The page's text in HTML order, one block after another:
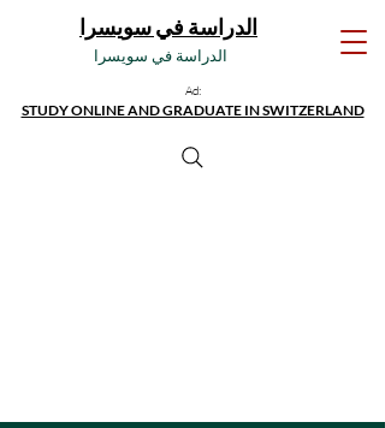
الدراسة في سويسرا
الدراسة في سويسرا
Ad:
STUDY ONLINE AND GRADUATE IN SWITZERLAND